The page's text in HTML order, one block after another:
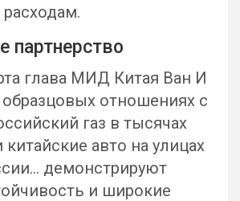
партнерство
глава МИД Китая Ван И
отношениях с
газ в тысячах
авто на улицах
демонстрируют
и широкие